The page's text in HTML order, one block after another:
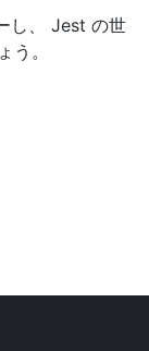
し、 Jest の世
う。